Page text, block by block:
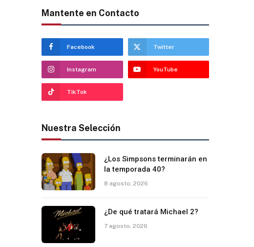
Mantente en Contacto
Facebook Twitter
Instagram YouTube
TikTok
Nuestra Selección
¿Los Simpsons terminarán en
la temporada 40?
8 agosto, 2026
¿De qué tratará Michael 2?
7 agosto, 2026